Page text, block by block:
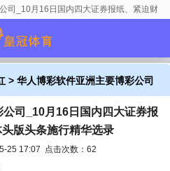
司_10月16日国内四大证券报纸、紧迫财
> 华人博彩软件亚洲主要博彩公司
迫财经媒体头版头条施行精华选录
司_10月16日国内四大证券报
版头条施行精华选录
25 17:07 点击次数：62